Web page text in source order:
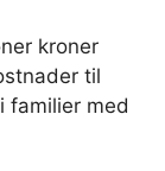
kroner
til
familier med